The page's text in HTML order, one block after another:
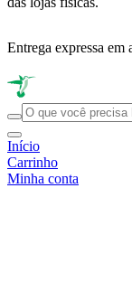
Entrega expressa em
Início
Carrinho
Minha conta